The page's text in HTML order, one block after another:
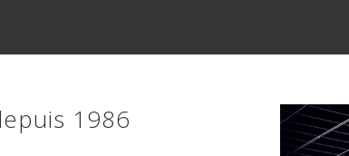
1986